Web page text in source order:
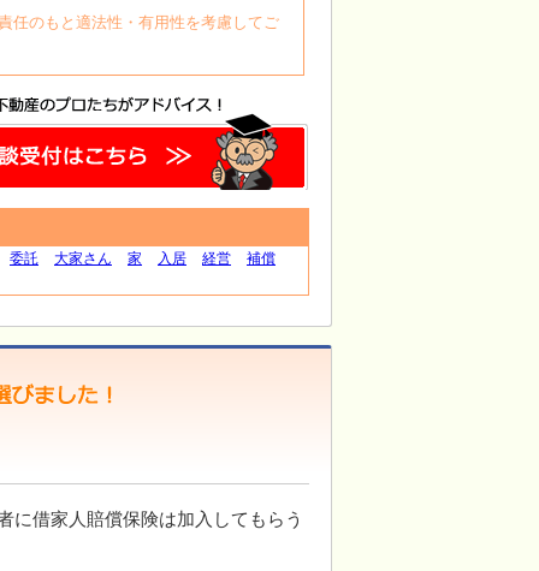
任のもと適法性・有用性を考慮してご
委託 大家さん 家 入居 経営
補償
に借家人賠償保険は加入してもらう